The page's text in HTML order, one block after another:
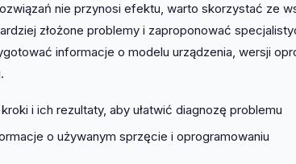
nie przynosi efektu, warto skorzystać ze
złożone problemy i zaproponować
informacje o modelu urządzenia, wersji
i ich rezultaty, aby ułatwić diagnozę problemu
o używanym sprzęcie i oprogramowaniu